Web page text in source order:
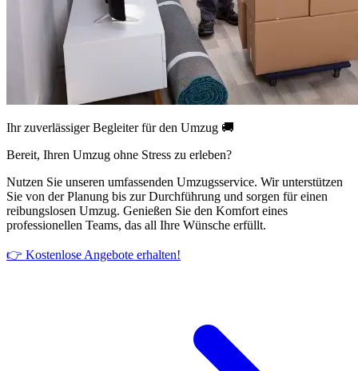
Ihr zuverlässiger Begleiter für den Umzug 🚚
Bereit, Ihren Umzug ohne Stress zu erleben?
Nutzen Sie unseren umfassenden Umzugsservice. Wir unterstützen
Sie von der Planung bis zur Durchführung und sorgen für einen
reibungslosen Umzug. Genießen Sie den Komfort eines
professionellen Teams, das all Ihre Wünsche erfüllt.
👉 Kostenlose Angebote erhalten!